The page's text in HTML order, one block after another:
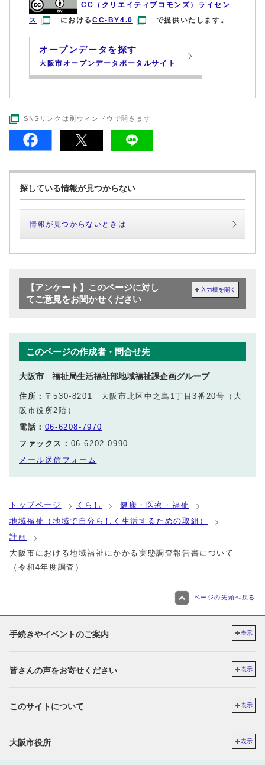
CC（クリエイティブコモンズ）ライセン
ス
におけるCC-BY4.0 で提供いたします。
オープンデータを探す
大阪市オープンデータポータルサイト
SNSリンクは別ウィンドウで開きます
探している情報が見つからない
情報が見つからないときは
【アンケート】このページに対し
てご意見をお聞かせください
入力欄を開く
このページの作成者・問合せ先
大阪市 福祉局生活福祉部地域福祉課企画グループ
住所： 〒530-8201 大阪市北区中之島1丁目3番20号（大
阪市役所2階）
電話： 06-6208-7970
ファックス： 06-6202-0990
メール送信フォーム
トップページ くらし
健康・医療・福祉
地域福祉（地域で自分らしく生活するための取組）
計画
大阪市における地域福祉にかかる実態調査報告書について
（令和4年度調査）
ページの先頭へ戻る
手続きやイベントのご案内 表示
皆さんの声をお寄せください 表示
このサイトについて 表示
大阪市役所 表示